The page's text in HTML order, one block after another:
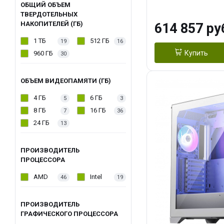
ОБЩИЙ ОБЪЕМ
ТВЕРДОТЕЛЬНЫХ
НАКОПИТЕЛЕЙ (ГБ)
1 ТБ 19 512 ГБ 16
960 ГБ 30
ОБЪЕМ ВИДЕОПАМЯТИ (ГБ)
4 ГБ 5 6 ГБ 3
8 ГБ 7 16 ГБ 36
24 ГБ 13
ПРОИЗВОДИТЕЛЬ
ПРОЦЕССОРА
AMD 46 Intel 19
ПРОИЗВОДИТЕЛЬ
ГРАФИЧЕСКОГО ПРОЦЕССОРА
Turbo/ 1 ТБ
614 857
Купить